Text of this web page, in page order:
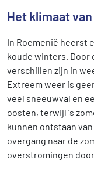
Het klimaat
In Roemenië heerst
koude winters. Door
verschillen zijn in
Extreem weer is
veel sneeuwval en
oosten, terwijl 's
kunnen ontstaan
overgang naar de
overstromingen